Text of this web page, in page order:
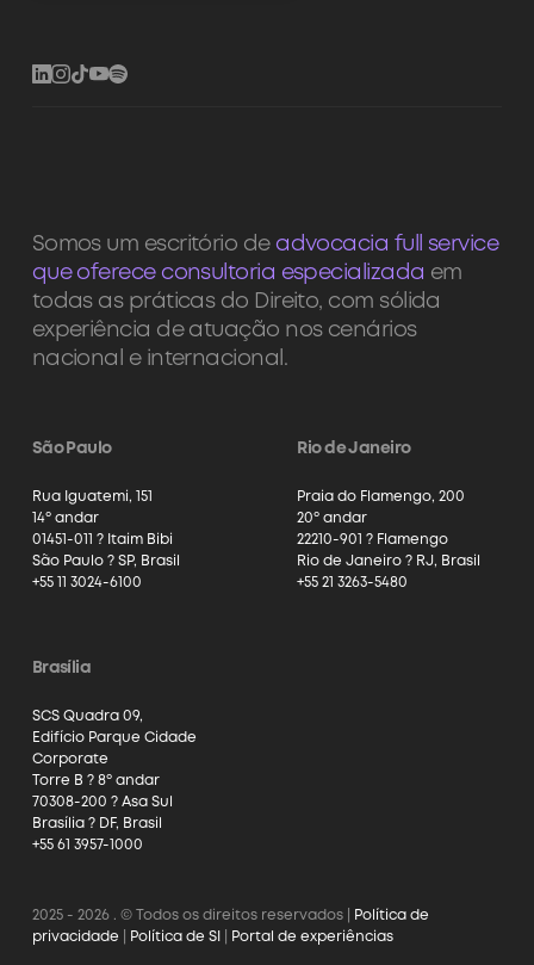
Somos um escritório de advocacia full service
que oferece consultoria especializada em
todas as práticas do Direito, com sólida
experiência de atuação nos cenários
nacional e internacional.
São Paulo
Rua Iguatemi, 151
14º andar
01451-011 ? Itaim Bibi
São Paulo ? SP, Brasil
+55 11 3024-6100
Rio de Janeiro
Praia do Flamengo, 200
20º andar
22210-901 ? Flamengo
Rio de Janeiro ? RJ, Brasil
+55 21 3263-5480
Brasília
SCS Quadra 09,
Edifício Parque Cidade
Corporate
Torre B ? 8º andar
70308-200 ? Asa Sul
Brasília ? DF, Brasil
+55 61 3957-1000
2025 - 2026 . © Todos os direitos reservados |
Política de
privacidade
Política de SI Portal de experiências